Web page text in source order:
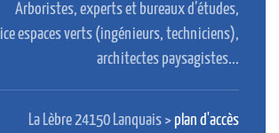
Arboristes, experts et bureaux d’études,
espaces verts (ingénieurs, techniciens),
architectes paysagistes...
La Lèbre 24150 Lanquais > plan d'accès